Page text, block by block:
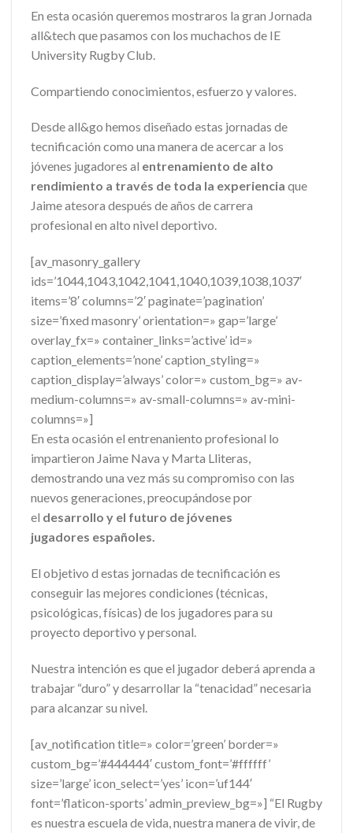
En esta ocasión queremos mostraros la gran Jornada
all&tech que pasamos con los muchachos de IE
University Rugby Club.
Compartiendo conocimientos, esfuerzo y valores.
Desde all&go hemos diseñado estas jornadas de
tecnificación como una manera de acercar a los
jóvenes jugadores al entrenamiento de alto
rendimiento a través de toda la experiencia que
Jaime atesora después de años de carrera
profesional en alto nivel deportivo.
[av_masonry_gallery
ids=’1044,1043,1042,1041,1040,1039,1038,1037′
items=’8′ columns=’2′ paginate=’pagination’
size=’fixed masonry’ orientation=» gap=’large’
overlay_fx=» container_links=’active’ id=»
caption_elements=’none’ caption_styling=»
caption_display=’always’ color=» custom_bg=» av-
medium-columns=» av-small-columns=» av-mini-
columns=»]
En esta ocasión el entrenaniento profesional lo
impartieron Jaime Nava y Marta Lliteras,
demostrando una vez más su compromiso con las
nuevos generaciones, preocupándose por
el desarrollo y el futuro de jóvenes
jugadores españoles.
El objetivo d estas jornadas de tecnificación es
conseguir las mejores condiciones (técnicas,
psicológicas, físicas) de los jugadores para su
proyecto deportivo y personal.
Nuestra intención es que el jugador deberá aprenda a
trabajar “duro” y desarrollar la “tenacidad” necesaria
para alcanzar su nivel.
[av_notification title=» color=’green’ border=»
custom_bg=’#444444′ custom_font=’#ffffff’
size=’large’ icon_select=’yes’ icon=’uf144′
font=’flaticon-sports’ admin_preview_bg=»] “El Rugby
es nuestra escuela de vida, nuestra manera de vivir, de